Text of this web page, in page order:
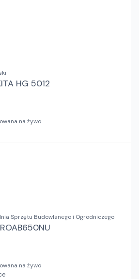
HG 5012
na żywo
Sprzętu Budowlanego i Ogrodniczego
na żywo